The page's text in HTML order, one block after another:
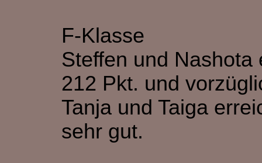
F-Klasse
Steffen und
212 Pkt. und
Tanja und Taiga
sehr gut.